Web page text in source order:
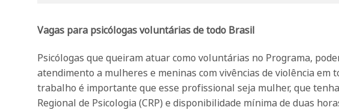
Vagas para psicólogas voluntárias de todo Brasil
Psicólogas que queiram atuar como voluntárias no Programa,
atendimento a mulheres e meninas com vivências de violência em
trabalho é importante que esse profissional seja mulher, que
Regional de Psicologia (CRP) e disponibilidade mínima de duas